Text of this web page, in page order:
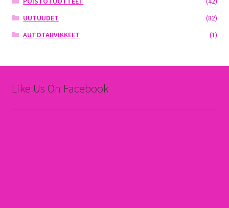
UUTUUDET
(82)
AUTOTARVIKKEET
(1)
Like Us On Facebook